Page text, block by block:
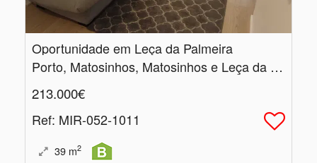
Oportunidade em Leça da Palmeira
Porto, Matosinhos, Matosinhos e Leça da Palmeira
213.000€
Ref: MIR-052-1011
39 m2